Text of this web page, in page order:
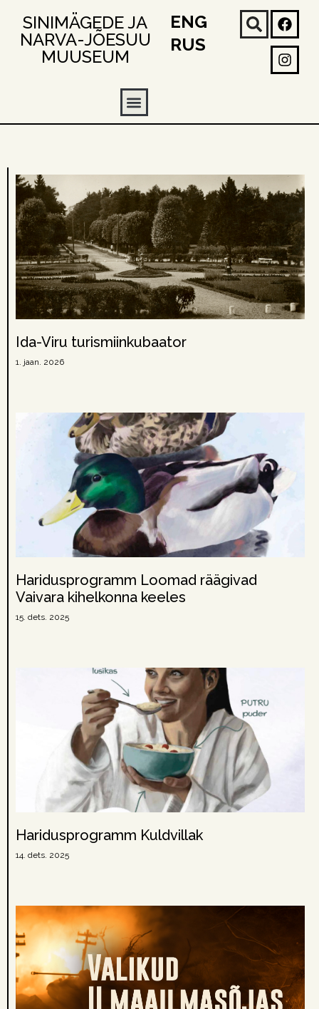
SINIMÄGEDE JA
NARVA-JÕESUU
MUUSEUM
ENG
RUS
Ida-Viru turismiinkubaator
1. jaan. 2026
Haridusprogramm Loomad räägivad
Vaivara kihelkonna keeles
15. dets. 2025
Haridusprogramm Kuldvillak
14. dets. 2025